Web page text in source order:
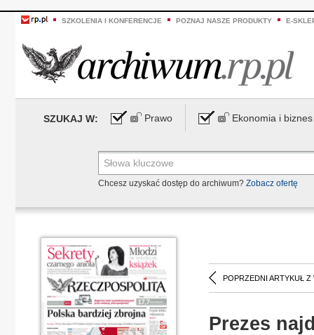
SZKOLENIA I KONFERENCJE POZNAJ NASZE PRODUKTY E-
SZUKAJ W: Prawo Ekonomia i biznes
Chcesz uzyskać dostęp do archiwum? Zobacz ofertę
POPRZEDNI ARTYKUŁ Z
Prezes